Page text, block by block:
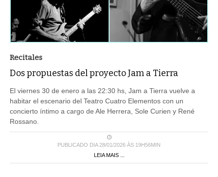
Recitales
Dos propuestas del proyecto Jam a Tierra
El viernes 30 de enero a las 22:30 hs, Jam a Tierra vuelve a
habitar el escenario del Teatro Cuatro Elementos con un
concierto íntimo a cargo de Ale Herrera, Sole Curien y René
Rossano.
PUBLICADO DIA 28/01/2026 ÀS 19H56MIN
LEIA MAIS ...